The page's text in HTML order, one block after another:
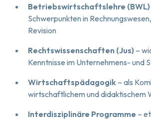
Betriebswirtschaftslehre (BWL)
Schwerpunkten in
Revision
Rechtswissenschaften (Jus) –
Kenntnisse im Unternehmens- und
Wirtschaftspädagogik – als
wirtschaftlichem und didaktischem
Interdisziplinäre Programme –